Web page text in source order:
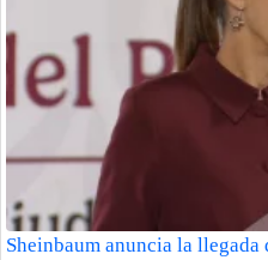
Sheinbaum anuncia la llegada